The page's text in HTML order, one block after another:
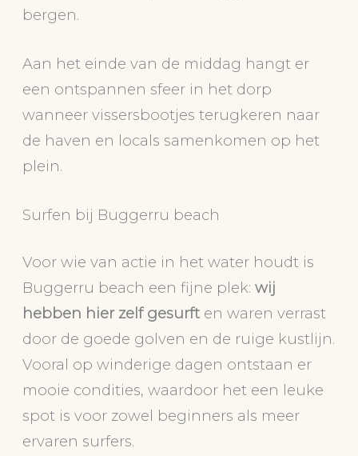
bergen.
Aan het einde van de middag hangt er
een ontspannen sfeer in het dorp
wanneer vissersbootjes terugkeren naar
de haven en locals samenkomen op het
plein.
Surfen bij Buggerru beach
Voor wie van actie in het water houdt is
Buggerru beach een fijne plek:wij
hebben hier zelf gesurft en waren verrast
door de goede golven en de ruige kustlijn.
Vooral op winderige dagen ontstaan er
mooie condities, waardoor het een leuke
spot is voor zowel beginners als meer
ervaren surfers.